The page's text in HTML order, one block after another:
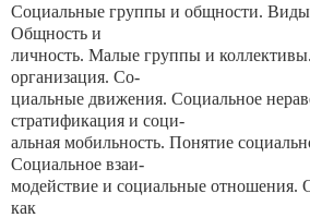
Социальные группы и общности.
Общность и
личность. Малые группы и
организация. Со-
циальные движения. Социальное
стратификация и соци-
альная мобильность. Понятие
Социальное взаи-
модействие и социальные отношения.
как